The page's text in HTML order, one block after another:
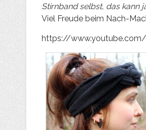
Stirnband selbst, das kann
Viel Freude beim Nach-
https://